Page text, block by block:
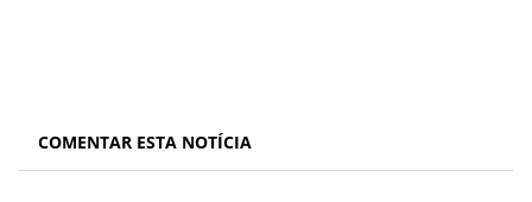
COMENTAR ESTA NOTÍCIA